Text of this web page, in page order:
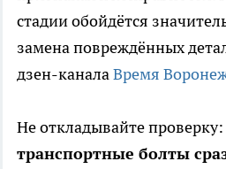
стадии обойдётся
замена повреждённых
дзен-каналаВремя
Не откладывайте проверку:
транспортные болты